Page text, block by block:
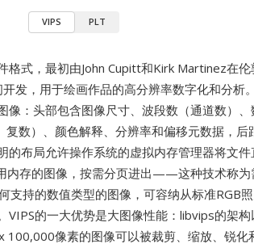
VIPS PLT
格式，最初由John Cupitt和Kirk Martinez在
发，用于绘画作品的高分辨率数字化和分析
像：头部包含图像尺寸、波段数（通道数）
复数）、颜色解释、分辨率和偏移元数据，后
的布局允许操作系统的虚拟内存管理器将文
内存的图像，按需分页进出——这种技术称为
支持的数值类型的图像，可容纳从标准RGB
VIPS的一大优势是大图像性能：libvips的架
100,000像素的图像可以被裁剪、缩放、锐化